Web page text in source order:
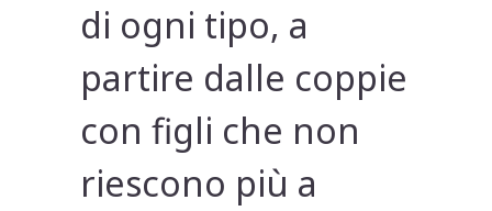
di ogni tipo, a
partire dalle coppie
con figli che non
riescono più a